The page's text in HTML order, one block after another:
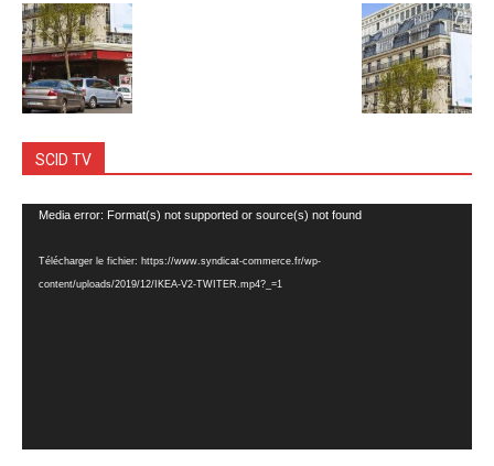
SCID TV
Lecteur
Media error: Format(s) not supported or source(s) not found
Télécharger le fichier: https://www.syndicat-commerce.fr/wp-
content/uploads/2019/12/IKEA-V2-TWITER.mp4?_=1